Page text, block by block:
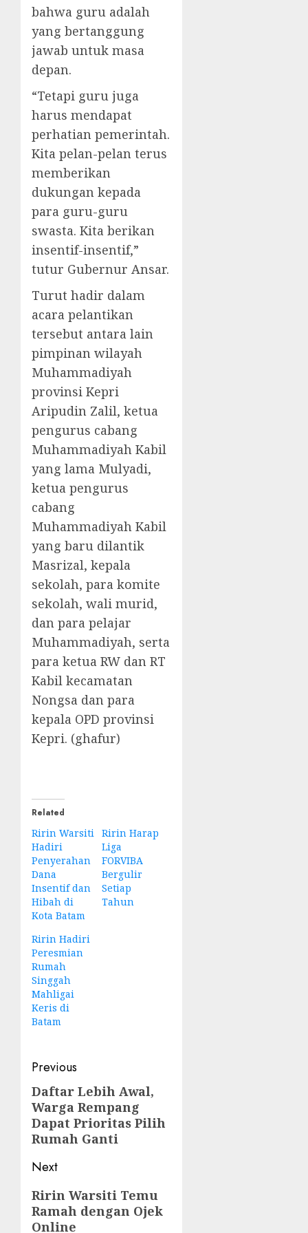
bahwa guru adalah
yang bertanggung
jawab untuk masa
depan.
“Tetapi guru juga
harus mendapat
perhatian pemerintah.
Kita pelan-pelan terus
memberikan
dukungan kepada
para guru-guru
swasta. Kita berikan
insentif-insentif,”
tutur Gubernur Ansar.
Turut hadir dalam
acara pelantikan
tersebut antara lain
pimpinan wilayah
Muhammadiyah
provinsi Kepri
Aripudin Zalil, ketua
pengurus cabang
Muhammadiyah Kabil
yang lama Mulyadi,
ketua pengurus
cabang
Muhammadiyah Kabil
yang baru dilantik
Masrizal, kepala
sekolah, para komite
sekolah, wali murid,
dan para pelajar
Muhammadiyah, serta
para ketua RW dan RT
Kabil kecamatan
Nongsa dan para
kepala OPD provinsi
Kepri. (ghafur)
Related
Ririn Warsiti
Hadiri
Penyerahan
Dana
Insentif dan
Hibah di
Kota Batam
Ririn Harap
Liga
FORVIBA
Bergulir
Setiap
Tahun
Ririn Hadiri
Peresmian
Rumah
Singgah
Mahligai
Keris di
Batam
Post
navigation
Previous
Previous
post:
Daftar Lebih Awal,
Warga Rempang
Dapat Prioritas Pilih
Rumah Ganti
Next
Next
post:
Ririn Warsiti Temu
Ramah dengan Ojek
Online